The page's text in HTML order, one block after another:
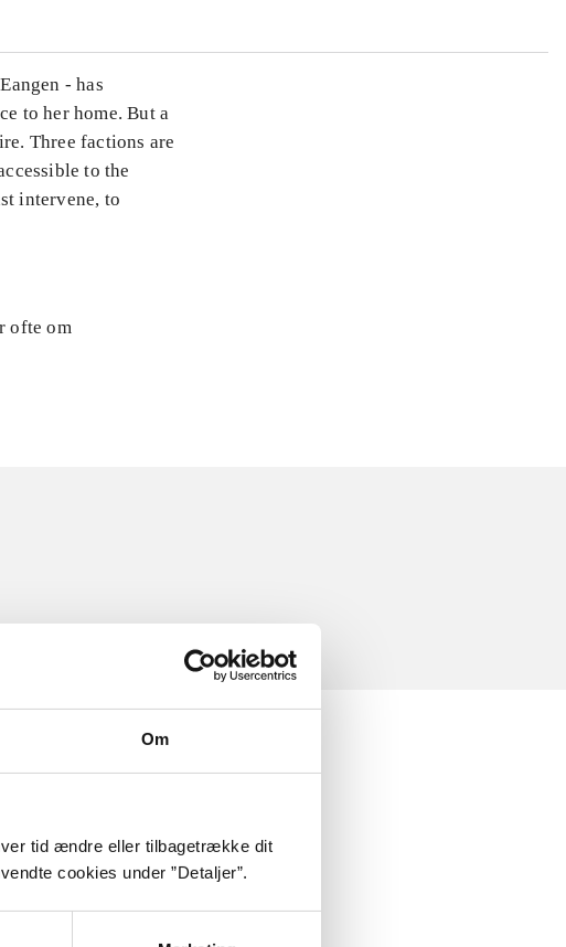
Om
tid ændre eller tilbagetrække dit
cookies under ”Detaljer”.
- has
to her home. But a
Three factions are
to the
intervene, to
ofte om